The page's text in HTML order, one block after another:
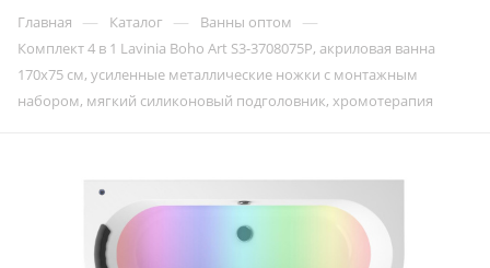
Главная — Каталог — Ванны оптом —
Комплект 4 в 1 Lavinia Boho Art S3-3708075P, акриловая ванна
170x75 см, усиленные металлические ножки с монтажным
набором, мягкий силиконовый подголовник, хромотерапия